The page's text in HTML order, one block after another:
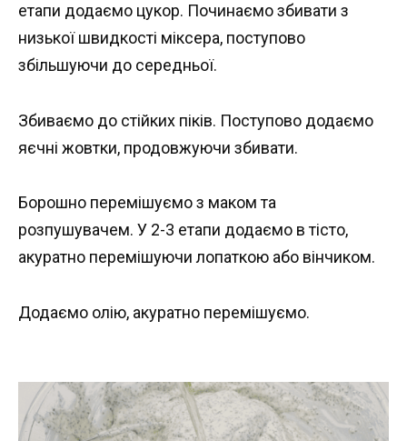
етапи додаємо цукор. Починаємо збивати з
низької швидкості міксера, поступово
збільшуючи до середньої.
Збиваємо до стійких піків. Поступово додаємо
яєчні жовтки, продовжуючи збивати.
Борошно перемішуємо з маком та
розпушувачем. У 2-3 етапи додаємо в тісто,
акуратно перемішуючи лопаткою або вінчиком.
Додаємо олію, акуратно перемішуємо.